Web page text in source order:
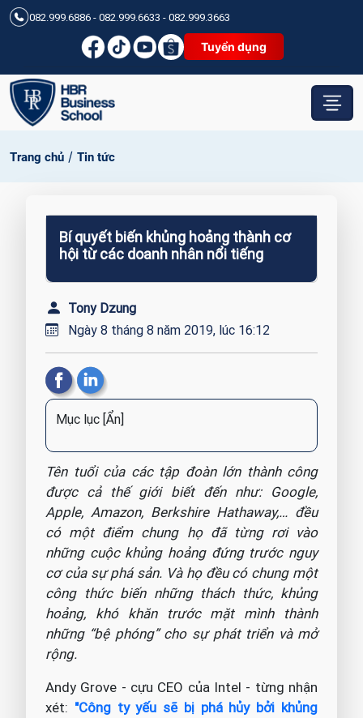
082.999.6886 - 082.999.6633 - 082.999.3663
Tuyển dụng
Trang chủ / Tin tức
Bí quyết biến khủng hoảng thành cơ
hội từ các doanh nhân nổi tiếng
Tony Dzung
Ngày 8 tháng 8 năm 2019, lúc 16:12
Mục lục [Ẩn]
Tên tuổi của các tập đoàn lớn thành công
được cả thế giới biết đến như: Google,
Apple, Amazon, Berkshire Hathaway,… đều
có một điểm chung họ đã từng rơi vào
những cuộc khủng hoảng đứng trước nguy
cơ của sự phá sản. Và họ đều có chung một
công thức biến những thách thức, khủng
hoảng, khó khăn trước mặt mình thành
những “bệ phóng” cho sự phát triển và mở
rộng.
Andy Grove - cựu CEO của Intel - từng nhận
xét: "Công ty yếu sẽ bị phá hủy bởi khủng